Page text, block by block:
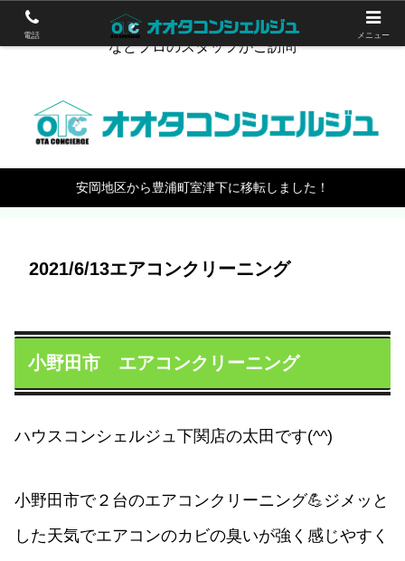
下関のハウスクリーニング。エアコン掃除やワックスがけ
などプロのスタッフがご訪問
安岡地区から豊浦町室津下に移転しました！
2021/6/13エアコンクリーニング
小野田市 エアコンクリーニング
ハウスコンシェルジュ下関店の太田です(^^)
小野田市で２台のエアコンクリーニング💪ジメッと
した天気でエアコンのカビの臭いが強く感じやすく
電話 メニュー